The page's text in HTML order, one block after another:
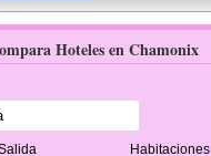
Hoteles en Chamonix
Habitaciones